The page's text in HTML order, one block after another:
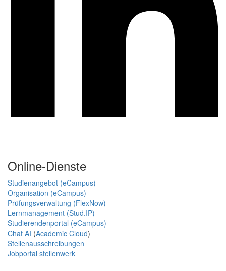
Online-Dienste
Studienangebot (eCampus)
Organisation (eCampus)
Prüfungsverwaltung (FlexNow)
Lernmanagement (Stud.IP)
Studierendenportal (eCampus)
Chat AI (Academic Cloud)
Stellenausschreibungen
Jobportal stellenwerk